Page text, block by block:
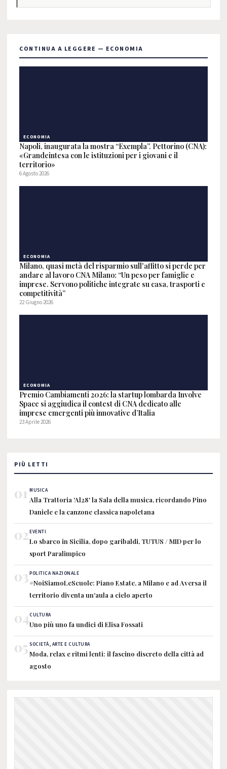
CONTINUA A LEGGERE — ECONOMIA
ECONOMIA
Napoli, inaugurata la mostra “Exempla”. Pettorino (CNA):
«Grandeintesa con le istituzioni per i giovani e il
territorio»
6 Agosto 2026
ECONOMIA
Milano, quasi metà del risparmio sull'affitto si perde per
andare al lavoro CNA Milano: “Un peso per famiglie e
imprese. Servono politiche integrate su casa, trasporti e
competitività”
22 Giugno 2026
ECONOMIA
Premio Cambiamenti 2026: la startup lombarda Involve
Space si aggiudica il contest di CNA dedicato alle
imprese emergenti più innovative d’Italia
23 Aprile 2026
PIÙ LETTI
01 MUSICA
Alla Trattoria 'Al28' la Sala della musica, ricordando Pino
Daniele e la canzone classica napoletana
02EVENTI
Lo sbarco in Sicilia, dopo garibaldi, TUTUS / MID per lo
sport Paralimpico
03POLITICA NAZIONALE
#NoiSiamoLeScuole: Piano Estate, a Milano e ad Aversa il
territorio diventa un'aula a cielo aperto
04CULTURA
Uno più uno fa undici di Elisa Fossati
05 SOCIETÀ, ARTE E CULTURA
Moda, relax e ritmi lenti: il fascino discreto della città ad
agosto